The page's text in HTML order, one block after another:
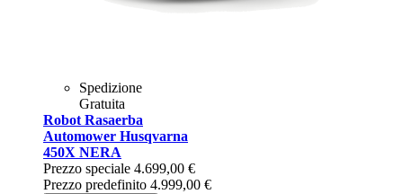
Spedizione
Gratuita
Robot Rasaerba
Automower Husqvarna
450X NERA
Prezzo speciale 4.699,00 €
Prezzo predefinito 4.999,00 €